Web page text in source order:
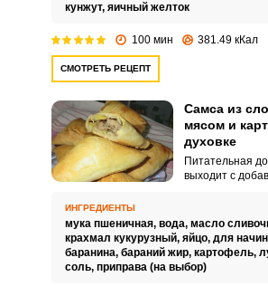
кунжут, яичный желток
100 мин 381.49 кКал
СМОТРЕТЬ РЕЦЕПТ
Самса из
мясом и
духовке
Питательная
выходит с
добавит
ИНГРЕДИЕНТЫ
мука пшеничная, вода, масло
крахмал кукурузный, яйцо, для
баранина, бараний жир, картофель,
соль, приправа (на выбор)